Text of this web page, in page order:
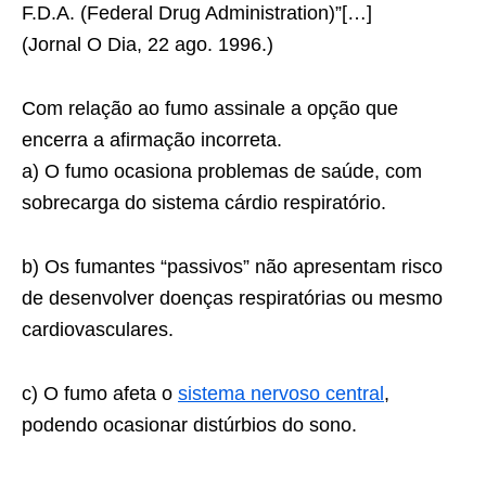
F.D.A. (Federal Drug Administration)”[…]
(Jornal O Dia, 22 ago. 1996.)
Com relação ao fumo assinale a opção que
encerra a afirmação incorreta.
a) O fumo ocasiona problemas de saúde, com
sobrecarga do sistema cárdio respiratório.
b) Os fumantes “passivos” não apresentam risco
de desenvolver doenças respiratórias ou mesmo
cardiovasculares.
c) O fumo afeta o sistema nervoso central ,
podendo ocasionar distúrbios do sono.